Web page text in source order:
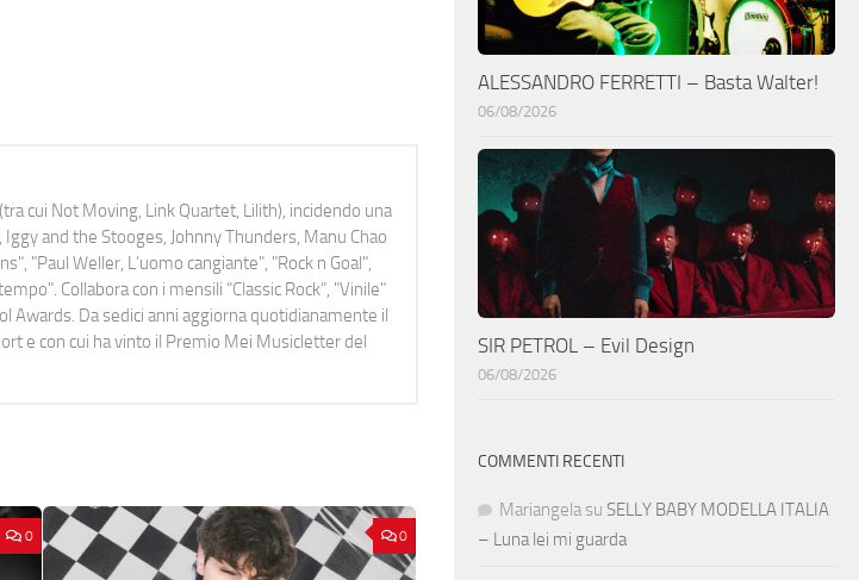
cui Not Moving, Link Quartet, Lilith), incidendo una
and the Stooges, Johnny Thunders, Manu Chao
"Paul Weller, L’uomo cangiante", "Rock n Goal",
Collabora con i mensili “Classic Rock”, "Vinile"
Awards. Da sedici anni aggiorna quotidianamente il
e con cui ha vinto il Premio Mei Musicletter del
0 0
ALESSANDRO FERRETTI – Basta Walter!
06/08/2026
SIR PETROL – Evil Design
06/08/2026
COMMENTI RECENTI
Mariangela su SELLY BABY MODELLA ITALIA
– Luna lei mi guarda